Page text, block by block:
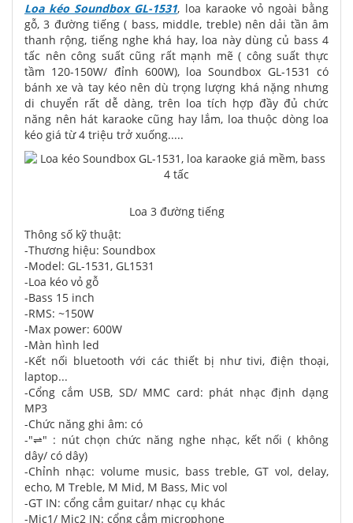
Loa kéo Soundbox GL-1531, loa karaoke vỏ ngoài bằng
gỗ, 3 đường tiếng ( bass, middle, treble) nên dải tần âm
thanh rộng, tiếng nghe khá hay, loa này dùng củ bass 4
tấc nên công suất cũng rất mạnh mẽ ( công suất thực
tầm 120-150W/ đỉnh 600W), loa Soundbox GL-1531 có
bánh xe và tay kéo nên dù trọng lượng khá nặng nhưng
di chuyển rất dễ dàng, trên loa tích hợp đầy đủ chức
năng nên hát karaoke cũng hay lắm, loa thuộc dòng loa
kéo giá từ 4 triệu trở xuống.....
Loa 3 đường tiếng
Thông số kỹ thuật:
-Thương hiệu: Soundbox
-Model: GL-1531, GL1531
-Loa kéo vỏ gỗ
-Bass 15 inch
-RMS: ~150W
-Max power: 600W
-Màn hình led
-Kết nối bluetooth với các thiết bị như tivi, điện thoại,
laptop...
-Cổng cắm USB, SD/ MMC card: phát nhạc định dạng
MP3
-Chức năng ghi âm: có
-"⇌" : nút chọn chức năng nghe nhạc, kết nối ( không
dây/ có dây)
-Chỉnh nhạc: volume music, bass treble, GT vol, delay,
echo, M Treble, M Mid, M Bass, Mic vol
-GT IN: cổng cắm guitar/ nhạc cụ khác
-Mic1/ Mic2 IN: cổng cắm microphone